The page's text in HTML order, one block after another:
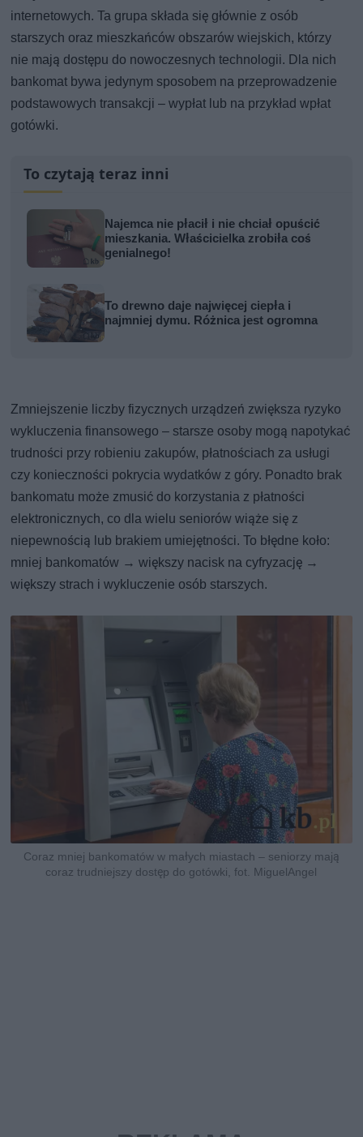
internetowych. Ta grupa składa się głównie z osób
starszych oraz mieszkańców obszarów wiejskich, którzy
nie mają dostępu do nowoczesnych technologii. Dla nich
bankomat bywa jedynym sposobem na przeprowadzenie
podstawowych transakcji – wypłat lub na przykład wpłat
gotówki.
To czytają teraz inni
Najemca nie płacił i nie chciał opuścić
mieszkania. Właścicielka zrobiła coś
genialnego!
To drewno daje najwięcej ciepła i
najmniej dymu. Różnica jest ogromna
Zmniejszenie liczby fizycznych urządzeń zwiększa ryzyko
wykluczenia finansowego – starsze osoby mogą napotykać
trudności przy robieniu zakupów, płatnościach za usługi
czy konieczności pokrycia wydatków z góry. Ponadto brak
bankomatu może zmusić do korzystania z płatności
elektronicznych, co dla wielu seniorów wiąże się z
niepewnością lub brakiem umiejętności. To błędne koło:
mniej bankomatów → większy nacisk na cyfryzację →
większy strach i wykluczenie osób starszych.
Coraz mniej bankomatów w małych miastach – seniorzy mają
coraz trudniejszy dostęp do gotówki, fot. MiguelAngel